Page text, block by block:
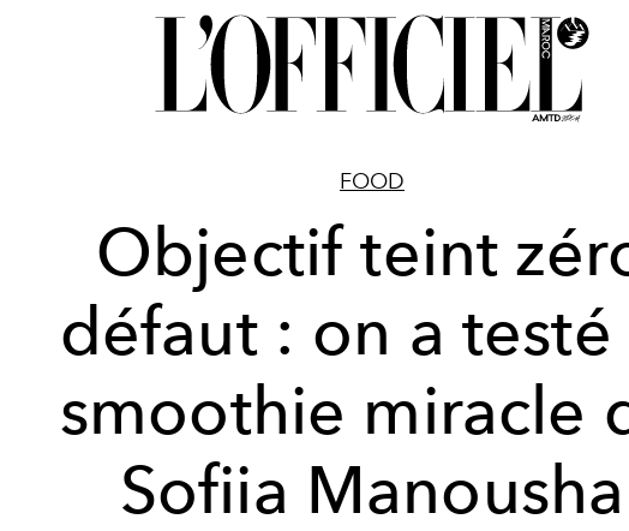
FOOD
Objectif teint
défaut : on a testé
smoothie miracle
Sofiia Manousha